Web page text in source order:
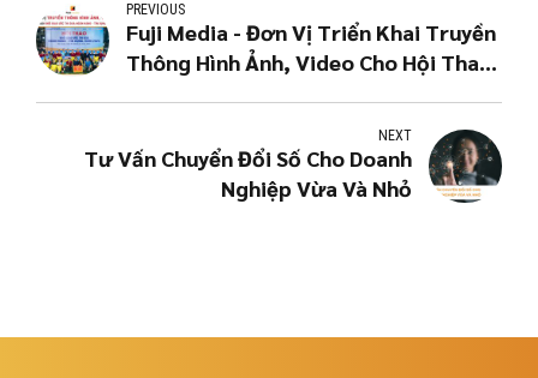
PREVIOUS
Fuji Media - Đơn Vị Triển Khai Truyền
Thông Hình Ảnh, Video Cho Hội Thao
NEXT
Tư Vấn Chuyển Đổi Số Cho Doanh
Nghiệp Vừa Và Nhỏ